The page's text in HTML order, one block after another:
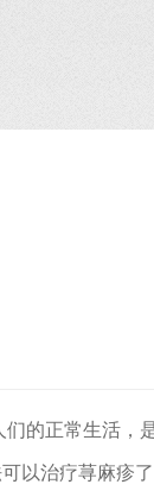
的正常生活，
以治疗荨麻疹